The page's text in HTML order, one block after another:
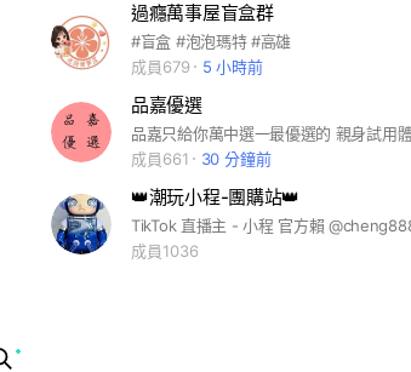
過癮萬事屋盲盒群
#盲盒 #泡泡瑪特 #高雄
成員679
5 小時前
品嘉優選
成員661
30 分鐘前
👑潮玩小程-團購站👑
成員1036